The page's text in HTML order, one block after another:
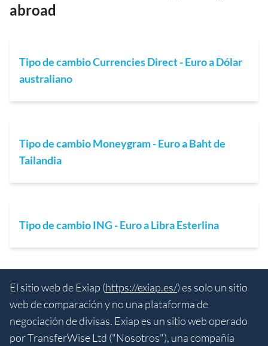
abroad
Tipo de cambio Currencies Direct - Euro a Dólar
australiano
Tipo de cambio Moneygram - Euro a Baht de
Tailandia
Tipo de cambio ING - Euro a Libra Esterlina
El sitio web de Exiap (https://exiap.es/) es solo un sitio
web de comparación y no una plataforma de
negociación de divisas. Exiap es un sitio web operado
por TransferWise Ltd ("Nosotros"), una compañía